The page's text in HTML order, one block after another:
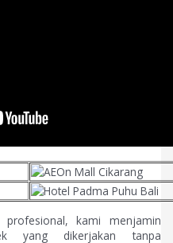
profesional, kami menjamin
yang dikerjakan tanpa